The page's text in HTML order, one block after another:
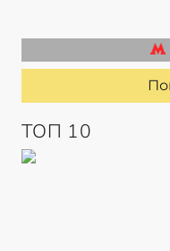
ТОП 10